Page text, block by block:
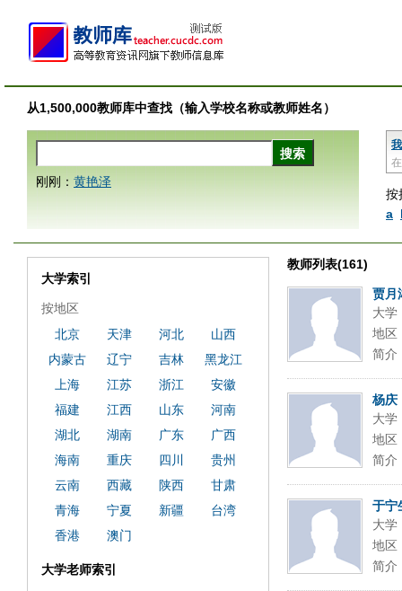
从1,500,000教师库中查找（输入学校名称或教师姓名）
按
a
刚刚： 黄艳泽
教师列表(161)
贾月
大学
地区
简介
杨庆
大学
地区
简介
于宁
大学
地区
简介
大学索引
按地区
北京
天津 河北
山西
内蒙古
辽宁 吉林
黑龙江
上海
江苏 浙江
安徽
福建
江西 山东
河南
湖北
湖南 广东
广西
海南
重庆 四川
贵州
云南
西藏 陕西
甘肃
青海
宁夏 新疆
台湾
香港
澳门
大学老师索引